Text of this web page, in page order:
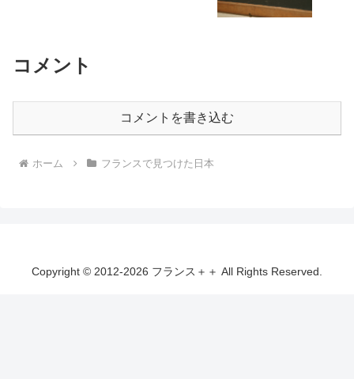
コメント
コメントを書き込む
ホーム フランスで見つけた日本
Copyright © 2012-2026 フランス＋＋ All Rights Reserved.